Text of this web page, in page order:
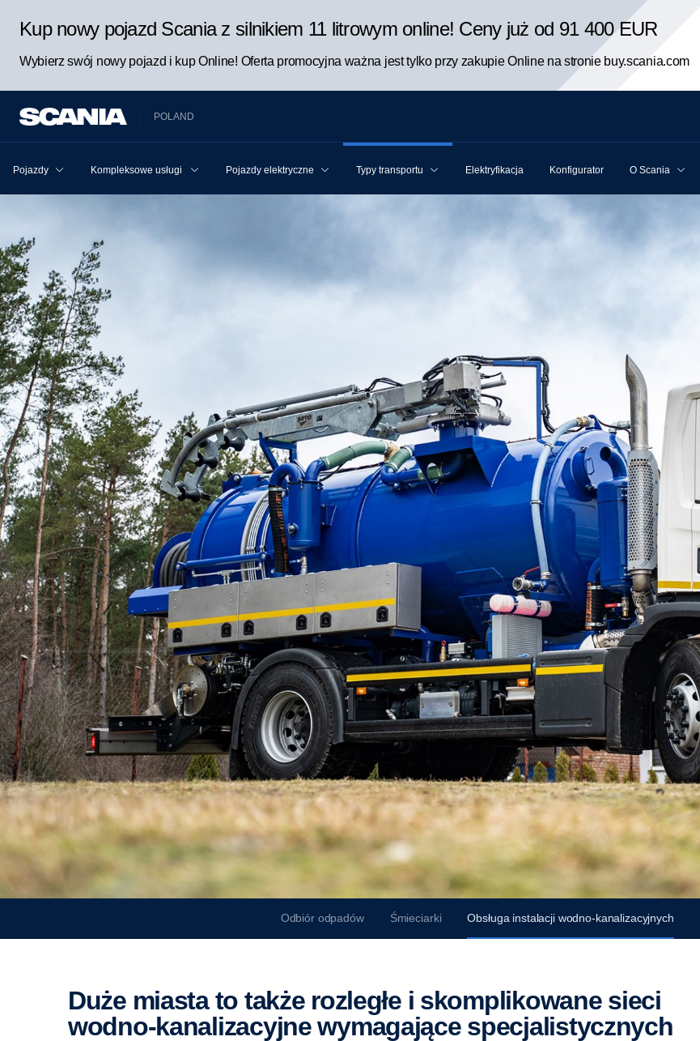
Kup nowy pojazd Scania z silnikiem 11 litrowym online! Ceny już od 91 400 EUR
Wybierz swój nowy pojazd i kup Online! Oferta promocyjna ważna jest tylko przy zakupie Online na stronie buy.scania.com
POLAND
Pojazdy Kompleksowe usługi Scania dla pojazdu i kierowcy
Pojazdy elektryczne Typy transportu Elektryfikacja Konfigurator O Scania
Odbiór odpadów Śmieciarki Obsługa instalacji wodno-kanalizacyjnych
Duże miasta to także rozległe i skomplikowane sieci
wodno-kanalizacyjne wymagające specjalistycznych